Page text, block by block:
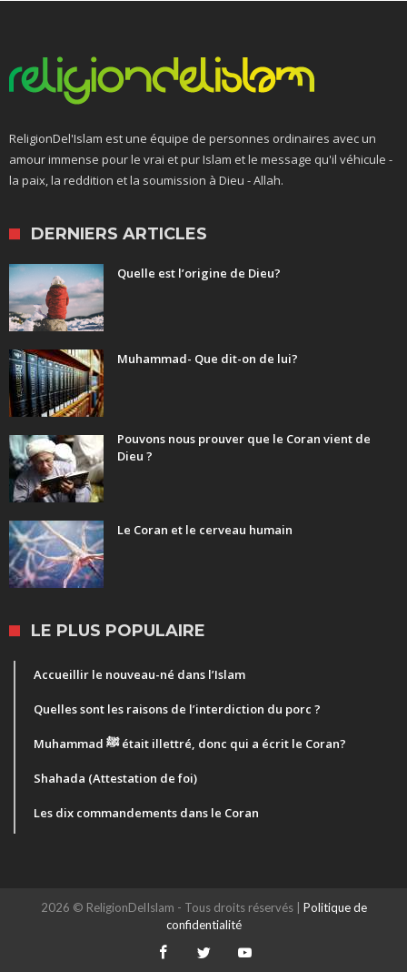
ReligionDel'Islam est une équipe de personnes ordinaires avec un
amour immense pour le vrai et pur Islam et le message qu'il véhicule -
la paix, la reddition et la soumission à Dieu - Allah.
DERNIERS ARTICLES
Quelle est l’origine de Dieu?
Muhammad- Que dit-on de lui?
Pouvons nous prouver que le Coran vient de
Dieu ?
Le Coran et le cerveau humain
LE PLUS POPULAIRE
Accueillir le nouveau-né dans l’Islam
Quelles sont les raisons de l’interdiction du porc ?
Muhammad ﷺ était illettré, donc qui a écrit le Coran?
Shahada (Attestation de foi)
Les dix commandements dans le Coran
2026 © ReligionDelIslam - Tous droits réservés | Politique de
confidentialité